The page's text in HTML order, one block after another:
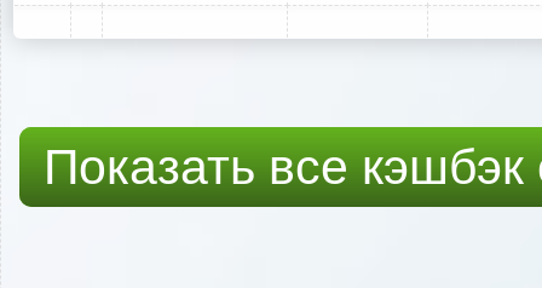
Показать все